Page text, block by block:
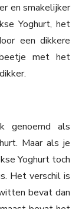
en smakelijker
Yoghurt, het
een dikkere
met het
genoemd als
Maar als je
Yoghurt toch
Het verschil is
bevat dan